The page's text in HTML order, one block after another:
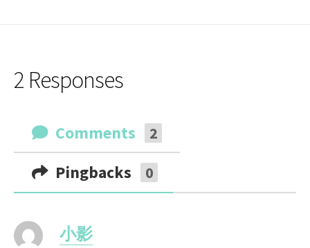
2 Responses
Comments 2
Pingbacks 0
小影